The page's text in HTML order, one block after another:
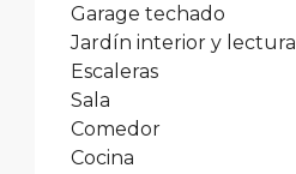
Garage techado
Jardín interior y lectura
Escaleras
Sala
Comedor
Cocina